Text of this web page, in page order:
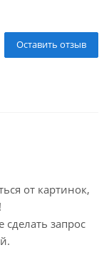
Оставить отзыв
от картинок,
запрос